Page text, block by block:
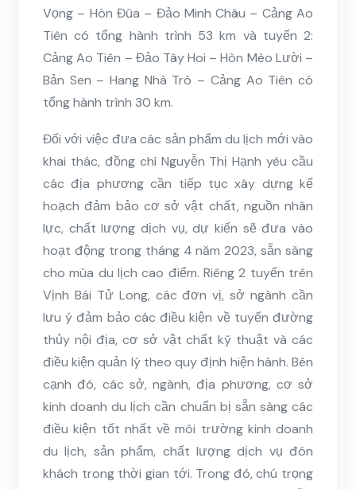
Vọng – Hòn Đũa – Đảo Minh Châu – Cảng Ao
Tiên có tổng hành trình 53 km và tuyến 2:
Cảng Ao Tiên – Đảo Tây Hoi – Hòn Mèo Lười –
Bản Sen – Hang Nhà Trò – Cảng Ao Tiên có
tổng hành trình 30 km.
Đối với việc đưa các sản phẩm du lịch mới vào
khai thác, đồng chí Nguyễn Thị Hạnh yêu cầu
các địa phương cần tiếp tục xây dựng kế
hoạch đảm bảo cơ sở vật chất, nguồn nhân
lực, chất lượng dịch vụ, dự kiến sẽ đưa vào
hoạt động trong tháng 4 năm 2023, sẵn sàng
cho mùa du lịch cao điểm. Riêng 2 tuyến trên
Vịnh Bái Tử Long, các đơn vị, sở ngành cần
lưu ý đảm bảo các điều kiện về tuyến đường
thủy nội địa, cơ sở vật chất kỹ thuật và các
điều kiện quản lý theo quy định hiện hành. Bên
cạnh đó, các sở, ngành, địa phương, cơ sở
kinh doanh du lịch cần chuẩn bị sẵn sàng các
điều kiện tốt nhất về môi trường kinh doanh
du lịch, sản phẩm, chất lượng dịch vụ đón
khách trong thời gian tới. Trong đó, chú trọng